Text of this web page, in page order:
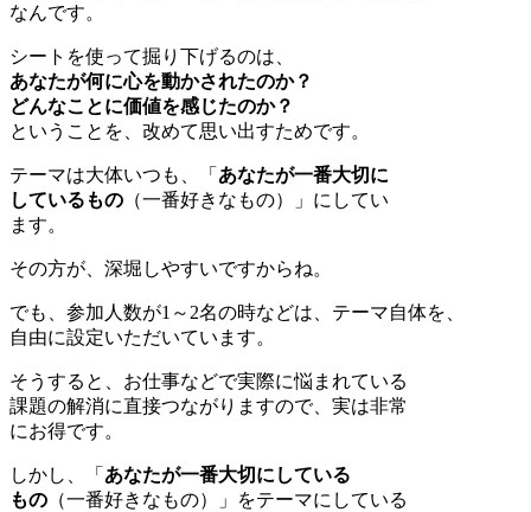
なんです。
シートを使って掘り下げるのは、
あなたが何に心を動かされたのか？
どんなことに価値を感じたのか？
ということを、改めて思い出すためです。
テーマは大体いつも、「 あなたが一番大切に
しているもの （一番好きなもの）」にしてい
ます。
その方が、深堀しやすいですからね。
でも、参加人数が1～2名の時などは、テーマ自体を、
自由に設定いただいています。
そうすると、お仕事などで実際に悩まれている
課題の解消に直接つながりますので、実は非常
にお得です。
しかし、「 あなたが一番大切にしている
もの （一番好きなもの）」をテーマにしている